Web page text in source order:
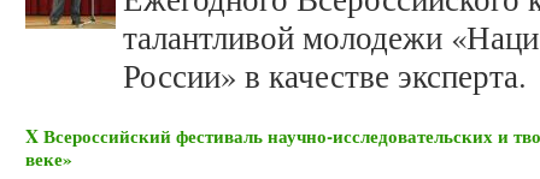
талантливой молодежи
России» в качестве эксперта.
X Всероссийский фестиваль научно-исследовательских и
веке»